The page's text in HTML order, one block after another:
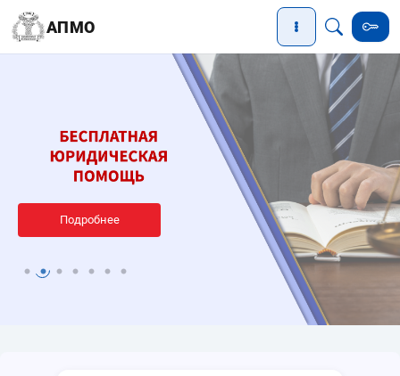
АПМО
Подробнее